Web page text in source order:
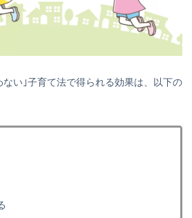
い｣子育て法で得られる効果は、以下の